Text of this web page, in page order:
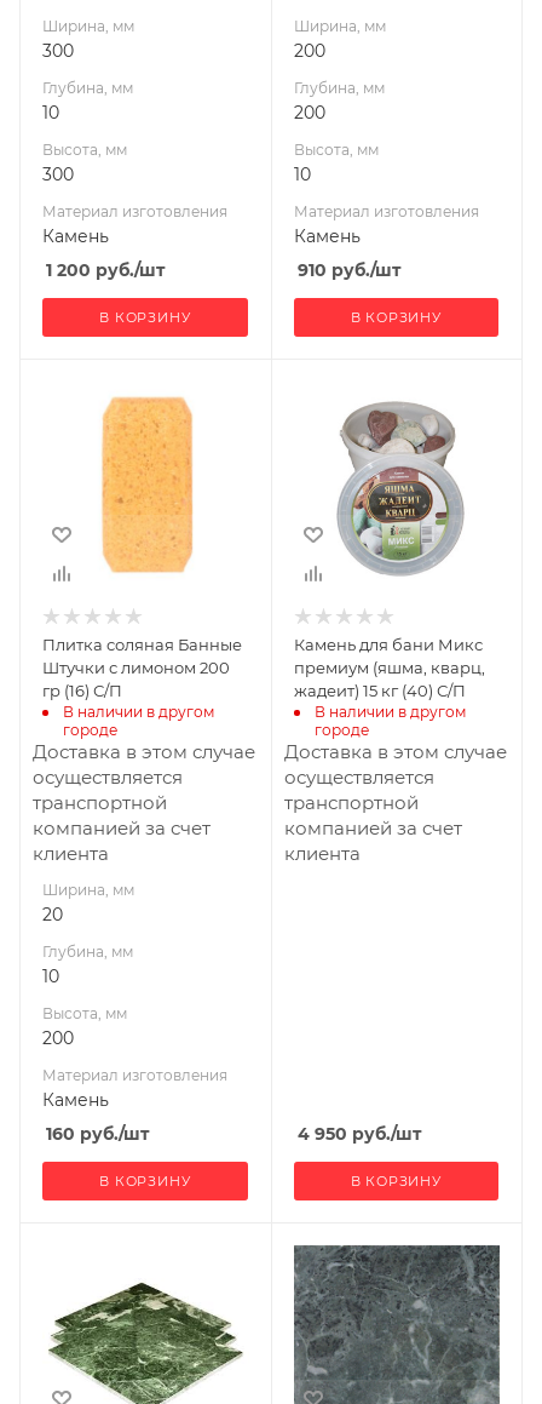
Ширина, мм
300
Глубина, мм
10
Высота, мм
300
Материал изготовления
Камень
1 200 руб./шт
В КОРЗИНУ
Ширина, мм
200
Глубина, мм
200
Высота, мм
10
Материал изготовления
Камень
910 руб./шт
В КОРЗИНУ
Глубина, мм
Высота, мм
200
Материал
Камень
Плитка соляная Банные
Штучки с лимоном 200
гр (16) С/П
В наличии в другом
городе
Доставка в этом случае
осуществляется
транспортной
компанией за счет
клиента
Ширина, мм
20
Глубина, мм
10
Высота, мм
200
Материал изготовления
Камень
160 руб./шт
В КОРЗИНУ
Камень для бани Микс
премиум (яшма, кварц,
жадеит) 15 кг (40) С/П
В наличии в другом
городе
Доставка в этом случае
осуществляется
транспортной
компанией за счет
клиента
4 950 руб./шт
В КОРЗИНУ
Глубина, мм
10
Высота, мм
Ширина, мм
300
Глубина, мм
10
Высота, мм